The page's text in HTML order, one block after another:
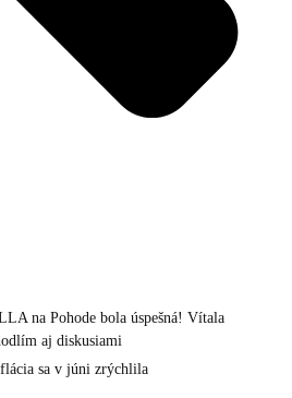
na Pohode bola úspešná! Vítala
aj diskusiami
sa v júni zrýchlila